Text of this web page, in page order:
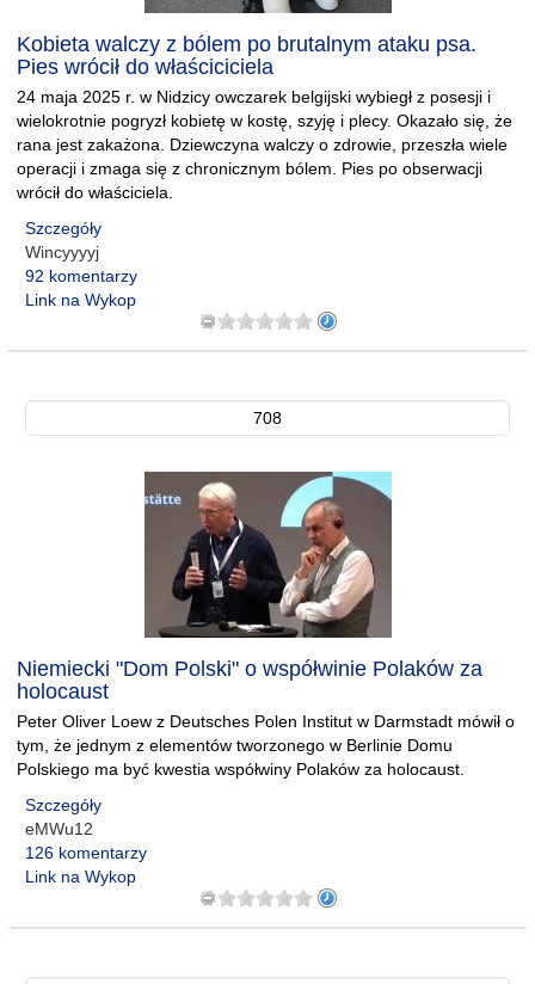
Kobieta walczy z bólem po brutalnym ataku psa.
Pies wrócił do właściciciela
24 maja 2025 r. w Nidzicy owczarek belgijski wybiegł z posesji i
wielokrotnie pogryzł kobietę w kostę, szyję i plecy. Okazało się, że
rana jest zakażona. Dziewczyna walczy o zdrowie, przeszła wiele
operacji i zmaga się z chronicznym bólem. Pies po obserwacji
wrócił do właściciela.
Szczegóły
Wincyyyyj
92 komentarzy
Link na Wykop
708
Niemiecki "Dom Polski" o współwinie Polaków za
holocaust
Peter Oliver Loew z Deutsches Polen Institut w Darmstadt mówił o
tym, że jednym z elementów tworzonego w Berlinie Domu
Polskiego ma być kwestia współwiny Polaków za holocaust.
Szczegóły
eMWu12
126 komentarzy
Link na Wykop